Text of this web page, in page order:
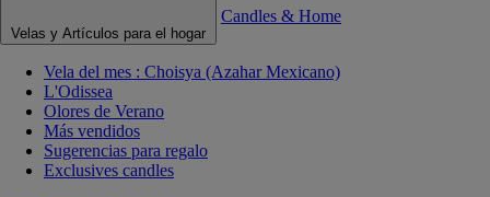
Velas y Artículos para el hogar
Candles & Home
Vela del mes : Choisya (Azahar Mexicano)
L'Odissea
Olores de Verano
Más vendidos
Sugerencias para regalo
Exclusives candles